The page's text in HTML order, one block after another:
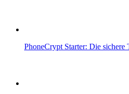
PhoneCrypt Starter: Die sichere